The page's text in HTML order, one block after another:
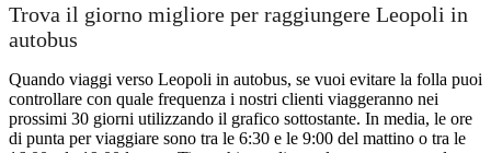
Trova il giorno migliore per raggiungere Leopoli in
autobus
Quando viaggi verso Leopoli in autobus, se vuoi evitare la folla puoi
controllare con quale frequenza i nostri clienti viaggeranno nei
prossimi 30 giorni utilizzando il grafico sottostante. In media, le ore
di punta per viaggiare sono tra le 6:30 e le 9:00 del mattino o tra le